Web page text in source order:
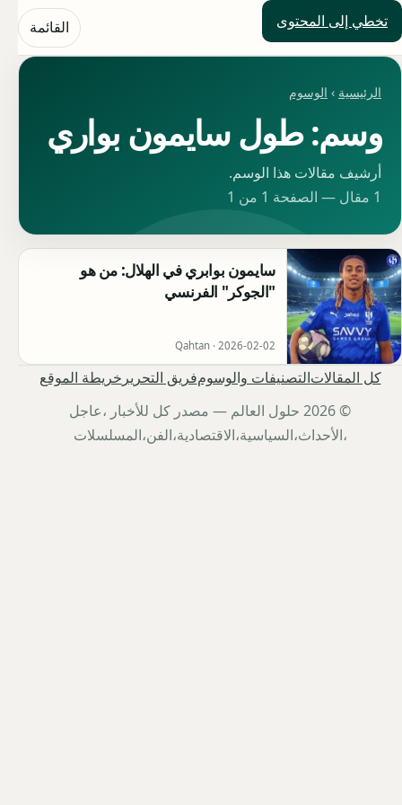
تخطي إلى المحتوى
حلول العالم القائمة
الرئيسية › الوسوم
وسم: طول سايمون بواري
أرشيف مقالات هذا الوسم.
1 مقال — الصفحة 1 من 1
سايمون بوابري في الهلال: من هو
"الجوكر" الفرنسي
Qahtan · 2026-02-02
كل المقالاتالتصنيفات والوسومفريق التحرير خريطة الموقع
© 2026 حلول العالم — مصدر كل للأخبار ،عاجل
،الأحداث،السياسية،الاقتصادية،الفن،المسلسلات